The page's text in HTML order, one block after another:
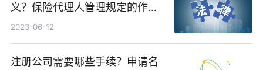
义？保险代理人管理规定的作用
有哪些？
2023-06-12
注册公司需要哪些手续？申请名